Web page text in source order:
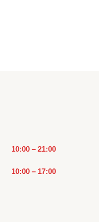
10:00 – 21:00
10:00 – 17:00